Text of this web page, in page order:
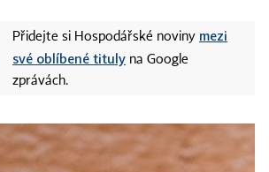
Přidejte si Hospodářské noviny mezi
své oblíbené tituly na Google
zprávách.